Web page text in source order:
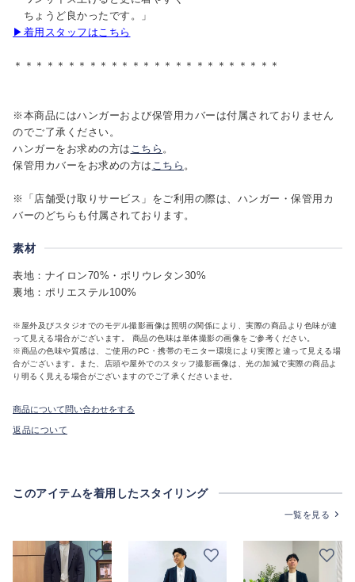
ちょうど良かったです。」
▶着用スタッフはこちら
＊＊＊＊＊＊＊＊＊＊＊＊＊＊＊＊＊＊＊＊＊＊＊＊＊
※本商品にはハンガーおよび保管用カバーは付属されておりません
のでご了承ください。
ハンガーをお求めの方は こちら 。
保管用カバーをお求めの方は こちら 。
※「店舗受け取りサービス」をご利用の際は、ハンガー・保管用カ
バーのどちらも付属されております。
素材
表地：ナイロン70%・ポリウレタン30%
裏地：ポリエステル100%
※屋外及びスタジオでのモデル撮影画像は照明の関係により、実際の商品より色味が違
って見える場合がございます。 商品の色味は単体撮影の画像をご参考ください。
※商品の色味や質感は、ご使用のPC・携帯のモニター環境により実際と違って見える場
合がございます。また、店頭や屋外でのスタッフ撮影画像は、光の加減で実際の商品よ
り明るく見える場合がございますのでご了承くださいませ。
商品について問い合わせをする
返品について
このアイテムを着用したスタイリング
一覧を見る